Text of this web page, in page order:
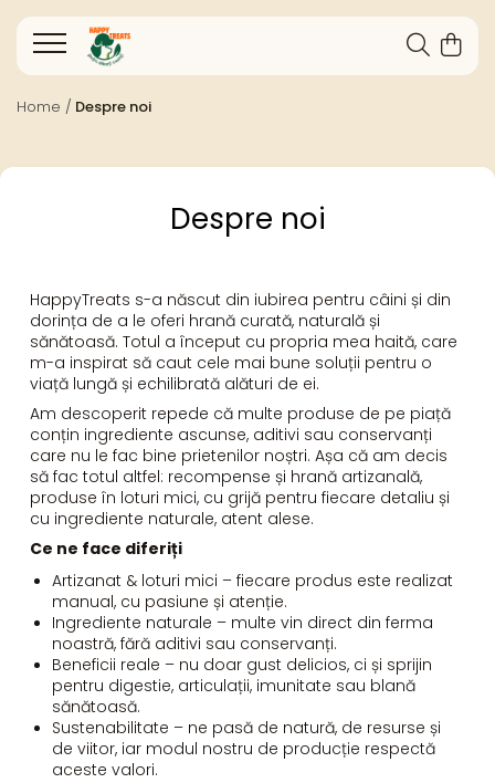
Home / Despre noi
Despre noi
HappyTreats s-a născut din iubirea pentru câini și din
dorința de a le oferi hrană curată, naturală și
sănătoasă. Totul a început cu propria mea haită, care
m-a inspirat să caut cele mai bune soluții pentru o
viață lungă și echilibrată alături de ei.
Am descoperit repede că multe produse de pe piață
conțin ingrediente ascunse, aditivi sau conservanți
care nu le fac bine prietenilor noștri. Așa că am decis
să fac totul altfel: recompense și hrană artizanală,
produse în loturi mici, cu grijă pentru fiecare detaliu și
cu ingrediente naturale, atent alese.
Ce ne face diferiți
Artizanat & loturi mici – fiecare produs este realizat
manual, cu pasiune și atenție.
Ingrediente naturale – multe vin direct din ferma
noastră, fără aditivi sau conservanți.
Beneficii reale – nu doar gust delicios, ci și sprijin
pentru digestie, articulații, imunitate sau blană
sănătoasă.
Sustenabilitate – ne pasă de natură, de resurse și
de viitor, iar modul nostru de producție respectă
aceste valori.